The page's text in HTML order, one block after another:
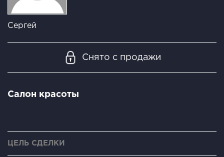
Сергей
Снято с продажи
Салон красоты
ЦЕЛЬ СДЕЛКИ